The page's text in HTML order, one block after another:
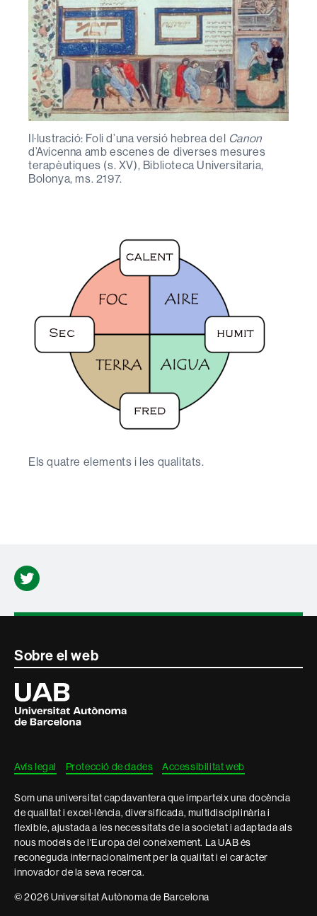
Il·lustració: Foli d’una versió hebrea del Canon
d’Avicenna amb escenes de diverses mesures
terapèutiques (s. XV), Biblioteca Universitaria,
Bolonya, ms. 2197.
Els quatre elements i les qualitats.
Twitter
Contacte
informació
legal
Sobre el web
Universitat
Autònoma
de
Barcelona
Avís legal Protecció de dades Accessibilitat web
Som una universitat capdavantera que imparteix una docència
de qualitat i excel·lència, diversificada, multidisciplinària i
flexible, ajustada a les necessitats de la societat i adaptada als
nous models de l'Europa del coneixement. La UAB és
reconeguda internacionalment per la qualitat i el caràcter
innovador de la seva recerca.
© 2026 Universitat Autònoma de Barcelona